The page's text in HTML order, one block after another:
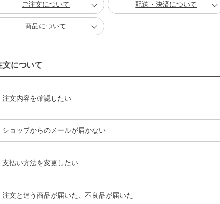
ご注文について 配送・決済について
商品について
文について
注文内容を確認したい
ショップからのメールが届かない
支払い方法を変更したい
注文と違う商品が届いた、不良品が届いた